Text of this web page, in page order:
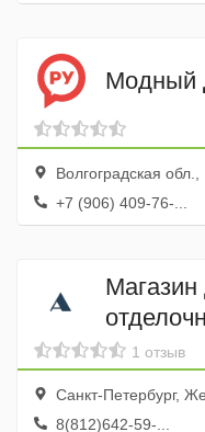
Модный
Волгоградская
+7 (906) 409-76-...
Магазин
ArtDeco
1 отзыв
Санкт-Петербург,
8(812)642-59-...